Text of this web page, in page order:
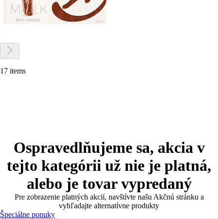
17 items
Ospravedlňujeme sa, akcia v
tejto kategórii už nie je platná,
alebo je tovar vypredaný
Pre zobrazenie platných akcií, navštívte našu Akčnú stránku a
vyhľadajte alternatívne produkty
Špeciálne ponuky